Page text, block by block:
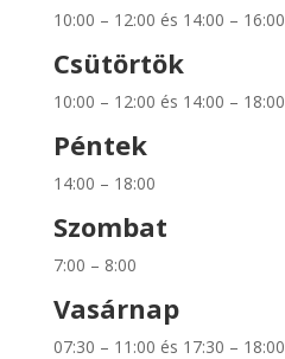
10:00 – 12:00 és 14:00 – 16:00
Csütörtök
10:00 – 12:00 és 14:00 – 18:00
Péntek
14:00 – 18:00
Szombat
7:00 – 8:00
Vasárnap
07:30 – 11:00 és 17:30 – 18:00